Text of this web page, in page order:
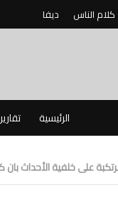
كلام الناس ديفا
الرئيسية
على خلفية